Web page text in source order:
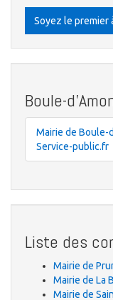
Soyez le premier
Boule-
Mairie de Boule-
Service-public.fr
Liste des
Mairie de
Mairie de La
Mairie de